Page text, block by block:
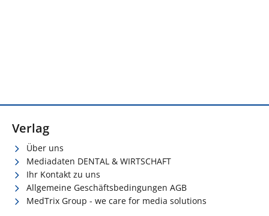
Verlag
Über uns
Mediadaten DENTAL & WIRTSCHAFT
Ihr Kontakt zu uns
Allgemeine Geschäftsbedingungen AGB
MedTrix Group - we care for media solutions